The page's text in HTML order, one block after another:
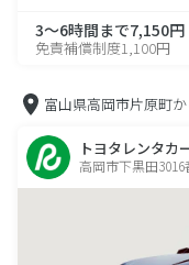
3～6時間まで7,150円
免責補償制度1,100円
富山県高岡市片原町か
トヨタレンタカ
高岡市下黒田3016